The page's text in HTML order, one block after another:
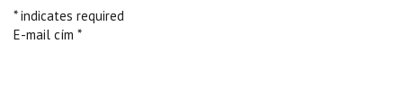
* indicates required
E-mail cím *